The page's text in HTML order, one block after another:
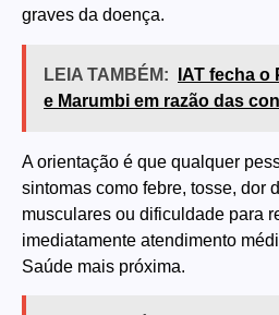
graves da doença.
LEIA TAMBÉM:
IAT fecha
e Marumbi em razão das
A orientação é que qualquer
sintomas como febre, tosse, dor
musculares ou dificuldade para
imediatamente atendimento
Saúde mais próxima.